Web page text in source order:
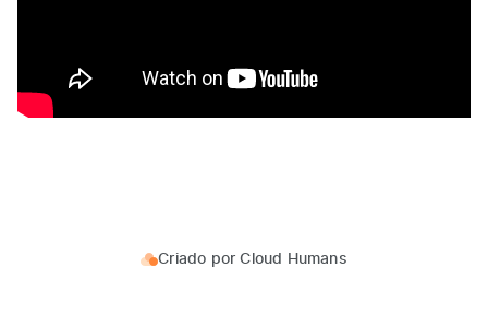
Criado porCloud Humans